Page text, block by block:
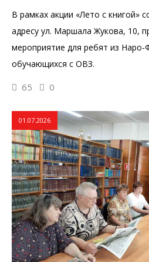
В рамках акции «Лето с книгой»
адресу ул. Маршала Жукова, 10,
мероприятие для ребят из
обучающихся с ОВЗ.
65 0
01.07.2026